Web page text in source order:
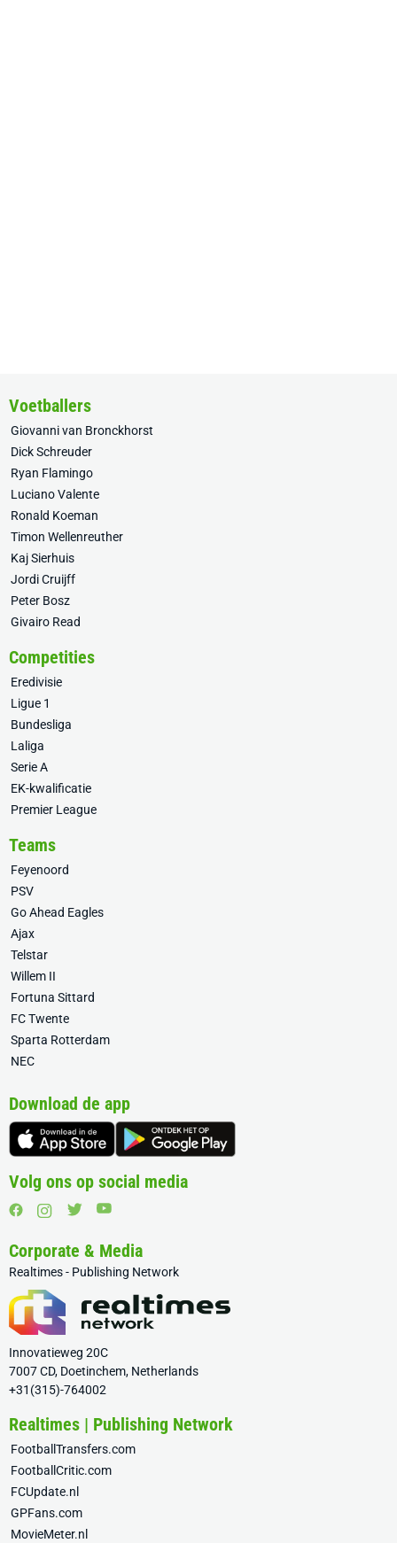
Voetballers
Giovanni van Bronckhorst
Dick Schreuder
Ryan Flamingo
Luciano Valente
Ronald Koeman
Timon Wellenreuther
Kaj Sierhuis
Jordi Cruijff
Peter Bosz
Givairo Read
Competities
Eredivisie
Ligue 1
Bundesliga
Laliga
Serie A
EK-kwalificatie
Premier League
Teams
Feyenoord
PSV
Go Ahead Eagles
Ajax
Telstar
Willem II
Fortuna Sittard
FC Twente
Sparta Rotterdam
NEC
Download de app
Volg ons op social media
Corporate & Media
Realtimes - Publishing Network
Innovatieweg 20C
7007 CD, Doetinchem, Netherlands
+31(315)-764002
Realtimes | Publishing Network
FootballTransfers.com
FootballCritic.com
FCUpdate.nl
GPFans.com
MovieMeter.nl